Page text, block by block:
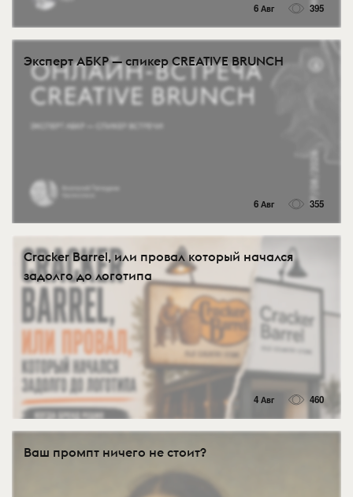
6 Авг 395
Эксперт АБКР — спикер CREATIVE BRUNCH
6 Авг 355
Cracker Barrel, или провал который начался
задолго до логотипа
4 Авг 460
Ваш промпт ничего не стоит?